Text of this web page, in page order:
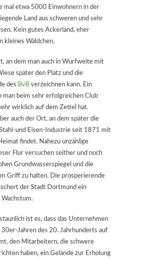
mal etwa 5000 Einwohnern in der
Land aus schweren und sehr
Kein gutes Ackerland, eher
kleines Wäldchen.
an dem man auch in Wurfweite mit
später den Platz und die
des BvB verzeichnen kann. Ein
man beim sehr erfolgreichen Club
wirklich auf dem Zettel hat.
auch der Ort, an dem später die
und Eisen-Industrie seit 1871 mit
findet. Nahezu unzählige
Flur versuchen seither und noch
Grundwasserspiegel und die
Griff zu halten. Die prosperierende
der Stadt Dortmund ein
Wachstum.
ist es, dass das Unternehmen
30er-Jahren des 20. Jahrhunderts auf
den Mitarbeitern, die schwere
haben, ein Gelände zur Erholung